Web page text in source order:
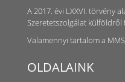
A 2017. évi LXXVI. törvény
Szeretetszolgálat
Valamennyi tartalom a
OLDALAINK